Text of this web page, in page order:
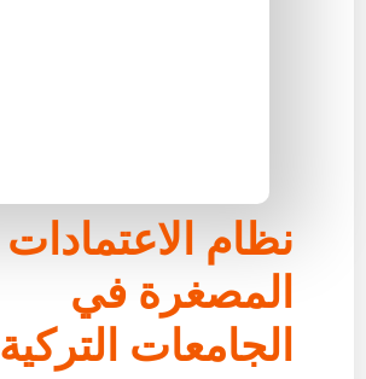
نظام الاعتمادات
المصغرة في
الجامعات التركية